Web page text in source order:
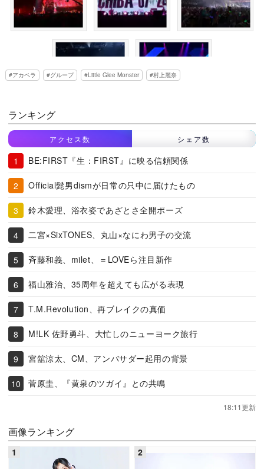
アカペラ グループ Little Glee Monster 村上麗奈
ランキング
アクセス数 シェア数
BE:FIRST『生：FIRST』に映る信頼関係
Official髭男dismが日常の只中に届けたもの
鈴木愛理、浴衣姿であざとさ全開ポーズ
二宮×SixTONES、丸山×なにわ男子の交流
斉藤和義、milet、＝LOVEら注目新作
福山雅治、35周年を超えても広がる表現
T.M.Revolution、再ブレイクの真価
M!LK 佐野勇斗、大忙しのニューヨーク旅行
宮舘涼太、CM、アンバサダー起用の背景
菅原圭、『黄泉のツガイ』との共鳴
18:11更新
画像ランキング